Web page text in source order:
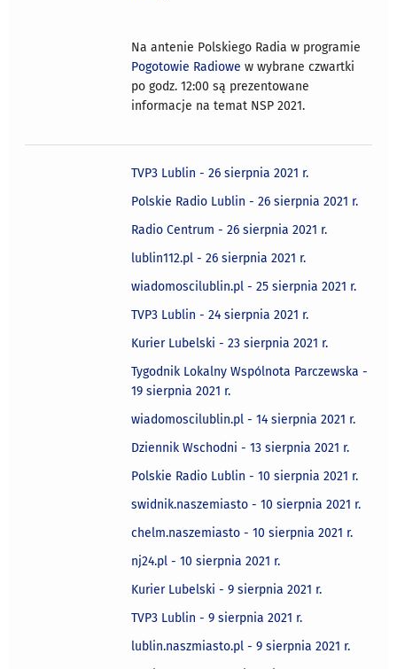
Na antenie Polskiego Radia w programie
Pogotowie Radiowe w wybrane czwartki
po godz. 12:00 są prezentowane
informacje na temat NSP 2021.
TVP3 Lublin - 26 sierpnia 2021 r.
Polskie Radio Lublin - 26 sierpnia 2021 r.
Radio Centrum - 26 sierpnia 2021 r.
lublin112.pl - 26 sierpnia 2021 r.
wiadomoscilublin.pl - 25 sierpnia 2021 r.
TVP3 Lublin - 24 sierpnia 2021 r.
Kurier Lubelski - 23 sierpnia 2021 r.
Tygodnik Lokalny Wspólnota Parczewska -
19 sierpnia 2021 r.
wiadomoscilublin.pl - 14 sierpnia 2021 r.
Dziennik Wschodni - 13 sierpnia 2021 r.
Polskie Radio Lublin - 10 sierpnia 2021 r.
swidnik.naszemiasto - 10 sierpnia 2021 r.
chelm.naszemiasto - 10 sierpnia 2021 r.
nj24.pl - 10 sierpnia 2021 r.
Kurier Lubelski - 9 sierpnia 2021 r.
TVP3 Lublin - 9 sierpnia 2021 r.
lublin.naszmiasto.pl - 9 sierpnia 2021 r.